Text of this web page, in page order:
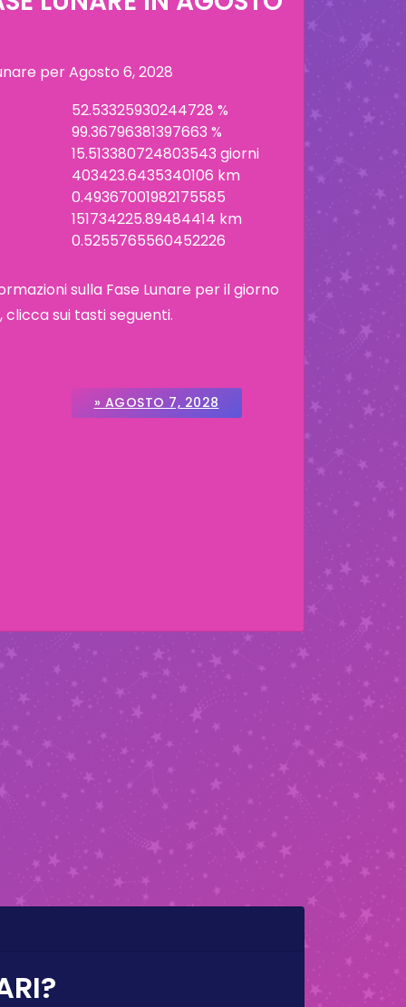
perAgosto 6, 2028
52.53325930244728 %
99.36796381397663 %
15.513380724803543 giorni
403423.6435340106 km
0.49367001982175585
151734225.89484414 km
0.5255765560452226
sulla Fase Lunare per il giorno
sui tasti seguenti.
» AGOSTO 7, 2028